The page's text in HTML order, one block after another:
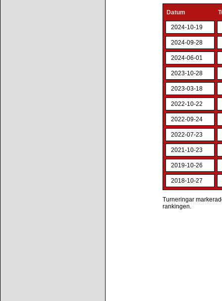
Datum
2024-10-19
2024-09-28
2024-06-01
2023-10-28
2023-03-18
2022-10-22
2022-09-24
2022-07-23
2021-10-23
2019-10-26
2018-10-27
Turneringar
rankingen.